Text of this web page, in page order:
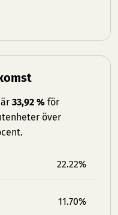
33,92 % för
över
22.22%
11.70%